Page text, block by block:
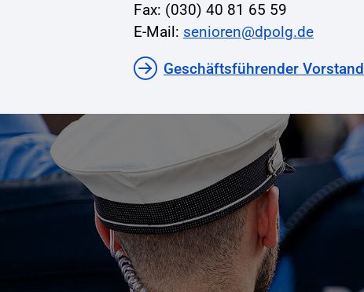
Fax: (030) 40 81 65 59
E-Mail: senioren@dpolg.de
Geschäftsführender Vorstand